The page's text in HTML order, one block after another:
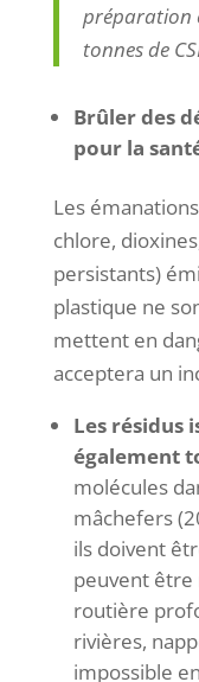
préparation
tonnes de
Brûler des
pour la
Les
chlore,
persistants)
plastique ne
mettent en
acceptera un
Les résidus
également
molécules
mâchefers
ils doivent
peuvent être
routière
rivières,
impossible